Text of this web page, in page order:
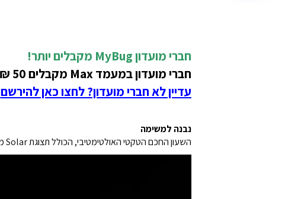
חברי מועדון MyBug
מקבלים יותר!
חברי מועדון במעמד Max מקבלים 50 ₪ הנחה בתמורה ל-1400 נקודות על מוצר זה!
עדיין לא חברי מועדון? לחצו כאן להירשם
נבנה למשימה
השעון החכם הטקטי האולטימטיבי, הכולל תצוגת Solar מרהיבה, מסגרת טיטניום, עדשת ספיר, רמקול ומיקרופון פנימיים לתכונות קול ודירוג צלילה של 40 מטר.